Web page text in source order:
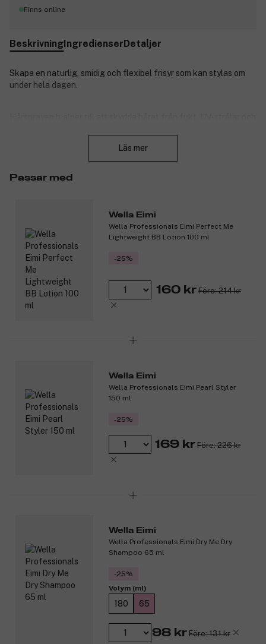
Finns online
BeskrivningIngredienserDetaljer
Skapa en naturlig, smidig och flexibel frisyr som kan stylas om
under hela dagen.
Användning: Håll hårsprayen en armlängd bort från håret (ca
30–40cm), spraya önskad mängd och styla tills du uppnår
Läs mer
Passar med
Wella Eimi
Wella Professionals Eimi Perfect Me
Lightweight BB Lotion 100 ml
-25%
160 kr Före: 214 kr
Wella Eimi
Wella Professionals Eimi Pearl Styler
150 ml
-25%
169 kr Före: 226 kr
Wella Eimi
Wella Professionals Eimi Dry Me Dry
Shampoo 65 ml
-25%
Volym (ml)
180 65
98 kr Före: 131 kr